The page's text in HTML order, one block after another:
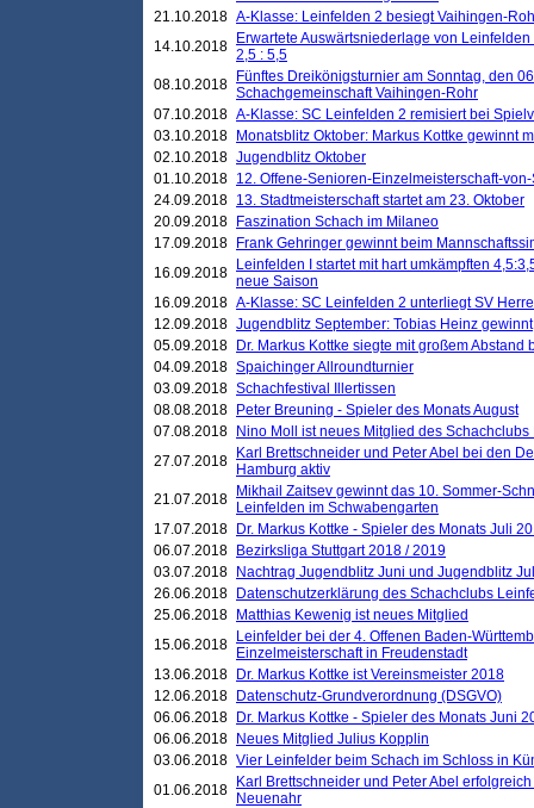
21.10.2018 A-Klasse: Leinfelden 2 besiegt Vaihingen-
14.10.2018
Erwartete Auswärtsniederlage von
2,5 : 5,5
08.10.2018
Fünftes Dreikönigsturnier am Sonntag, den
Schachgemeinschaft Vaihingen-Rohr
07.10.2018 A-Klasse: SC Leinfelden 2 remisiert bei
03.10.2018
Monatsblitz Oktober: Markus Kottke gewinnt
02.10.2018 Jugendblitz Oktober
01.10.2018 12. Offene-Senioren-Einzelmeisterschaft-
24.09.2018 13. Stadtmeisterschaft startet am 23. Oktober
20.09.2018
Faszination Schach im Milaneo
17.09.2018
Frank Gehringer gewinnt beim
16.09.2018
Leinfelden I startet mit hart umkämpften
neue Saison
16.09.2018 A-Klasse: SC Leinfelden 2 unterliegt SV
12.09.2018 Jugendblitz September: Tobias Heinz gewinnt
05.09.2018
Dr. Markus Kottke siegte mit großem
04.09.2018 Spaichinger Allroundturnier
03.09.2018 Schachfestival Illertissen
08.08.2018
Peter Breuning - Spieler des Monats August
07.08.2018
Nino Moll ist neues Mitglied des
27.07.2018
Karl Brettschneider und Peter Abel bei den
Hamburg aktiv
21.07.2018
Mikhail Zaitsev gewinnt das 10. Sommer-
Leinfelden im Schwabengarten
17.07.2018
Dr. Markus Kottke - Spieler des Monats Juli
06.07.2018
Bezirksliga Stuttgart 2018 / 2019
03.07.2018
Nachtrag Jugendblitz Juni und Jugendblitz
26.06.2018
Datenschutzerklärung des Schachclubs
25.06.2018
Matthias Kewenig ist neues Mitglied
15.06.2018
Leinfelder bei der 4. Offenen Baden-
Einzelmeisterschaft in Freudenstadt
13.06.2018
Dr. Markus Kottke ist Vereinsmeister 2018
12.06.2018
Datenschutz-Grundverordnung (DSGVO)
06.06.2018
Dr. Markus Kottke - Spieler des Monats Juni
06.06.2018
Neues Mitglied Julius Kopplin
03.06.2018 Vier Leinfelder beim Schach im Schloss in
01.06.2018
Karl Brettschneider und Peter Abel
Neuenahr